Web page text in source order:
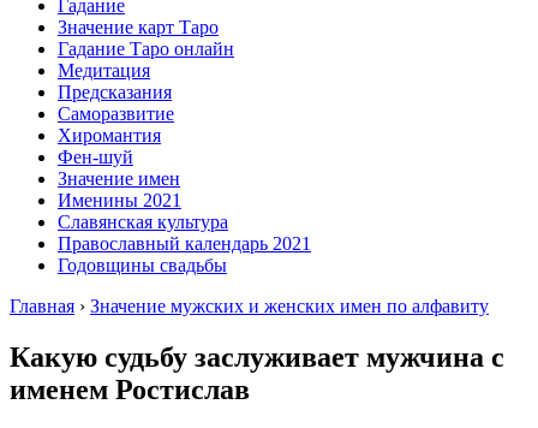
Гадание
Значение карт Таро
Гадание Таро онлайн
Медитация
Предсказания
Саморазвитие
Хиромантия
Фен-шуй
Значение имен
Именины 2021
Славянская культура
Православный календарь 2021
Годовщины свадьбы
Главная › Значение мужских и женских имен по алфавиту
Какую судьбу заслуживает мужчина с
именем Ростислав